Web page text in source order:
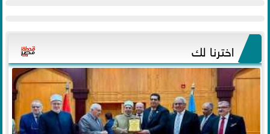
اخترنا لك